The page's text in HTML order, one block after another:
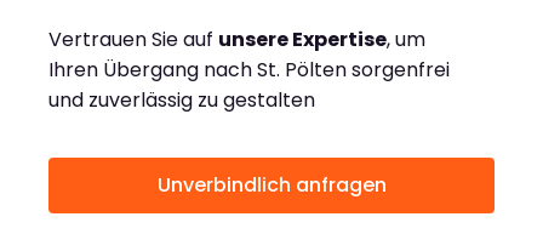
Vertrauen Sie auf unsere Expertise, um
Ihren Übergang nach St. Pölten sorgenfrei
und zuverlässig zu gestalten
Unverbindlich anfragen